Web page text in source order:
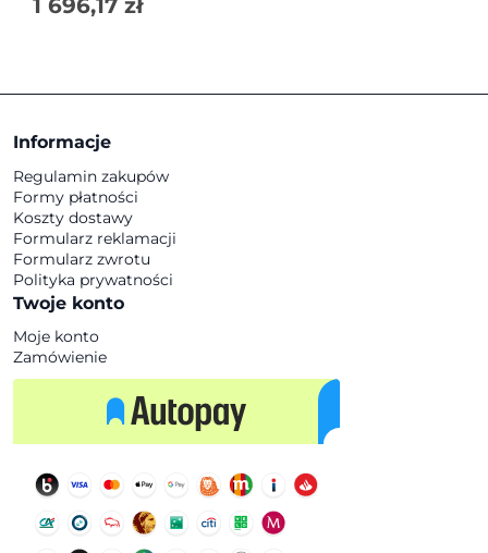
1 696,17 zł
Informacje
Regulamin zakupów
Formy płatności
Koszty dostawy
Formularz reklamacji
Formularz zwrotu
Polityka prywatności
Twoje konto
Moje konto
Zamówienie